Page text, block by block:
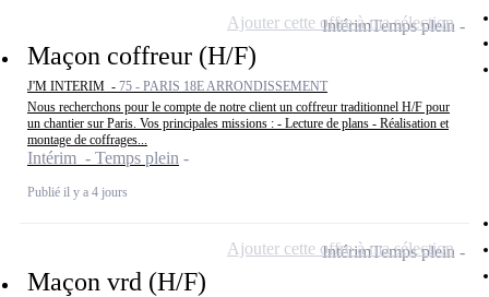
Maçon coffreur (H/F)
J'M INTERIM - 75 - PARIS 18E ARRONDISSEMENT
Nous recherchons pour le compte de notre client un coffreur traditionnel H/F pour
un chantier sur Paris. Vos principales missions : - Lecture de plans - Réalisation et
montage de coffrages...
Intérim - Temps plein
Publié il y a 4 jours
IntérimTemps plein
Ajouter cette offre à ma sélection
Maçon vrd (H/F)
IntérimTemps plein
Ajouter cette offre à ma sélection